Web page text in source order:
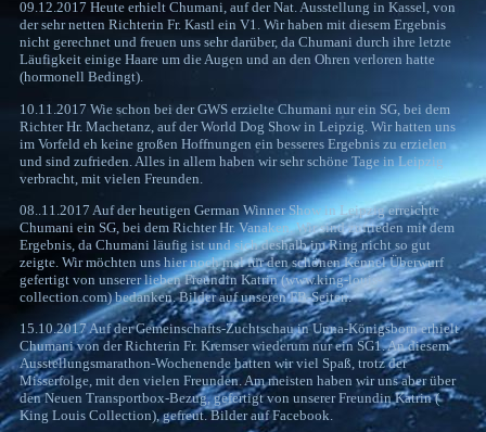
09.12.2017 Heute erhielt Chumani, auf der Nat. Ausstellung in Kassel, von
der sehr netten Richterin Fr. Kastl ein V1. Wir haben mit diesem Ergebnis
nicht gerechnet und freuen uns sehr darüber, da Chumani durch ihre letzte
Läufigkeit einige Haare um die Augen und an den Ohren verloren hatte
(hormonell Bedingt).
10.11.2017 Wie schon bei der GWS erzielte Chumani nur ein SG, bei dem
Richter Hr. Machetanz, auf der World Dog Show in Leipzig. Wir hatten uns
im Vorfeld eh keine großen Hoffnungen ein besseres Ergebnis zu erzielen
und sind zufrieden. Alles in allem haben wir sehr schöne Tage in Leipzig
verbracht, mit vielen Freunden.
08..11.2017 Auf der heutigen German Winner Show in Leipzig erreichte
Chumani ein SG, bei dem Richter Hr. Vanaken. Wir sind zufrieden mit dem
Ergebnis, da Chumani läufig ist und sich deshalb im Ring nicht so gut
zeigte. Wir möchten uns hier noch mal für den schönen Kennel Überwurf
gefertigt von unserer lieben Freundin Katrin (www.king-louis-
collection.com) bedanken. Bilder auf unseren FB-Seiten.
15.10.2017 Auf der Gemeinschafts-Zuchtschau in Unna-Königsborn erhielt
Chumani von der Richterin Fr. Kremser wiederum nur ein SG1. An diesem
Ausstellungsmarathon-Wochenende hatten wir viel Spaß, trotz der
Misserfolge, mit den vielen Freunden. Am meisten haben wir uns aber über
den Neuen Transportbox-Bezug, gefertigt von unserer Freundin Katrin (
King Louis Collection), gefreut. Bilder auf Facebook.